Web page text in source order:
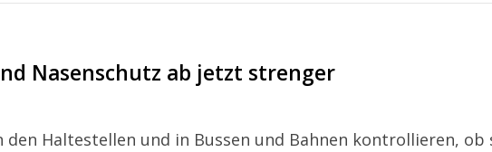
Nasenschutz ab jetzt strenger
Haltestellen und in Bussen und Bahnen kontrollieren, ob